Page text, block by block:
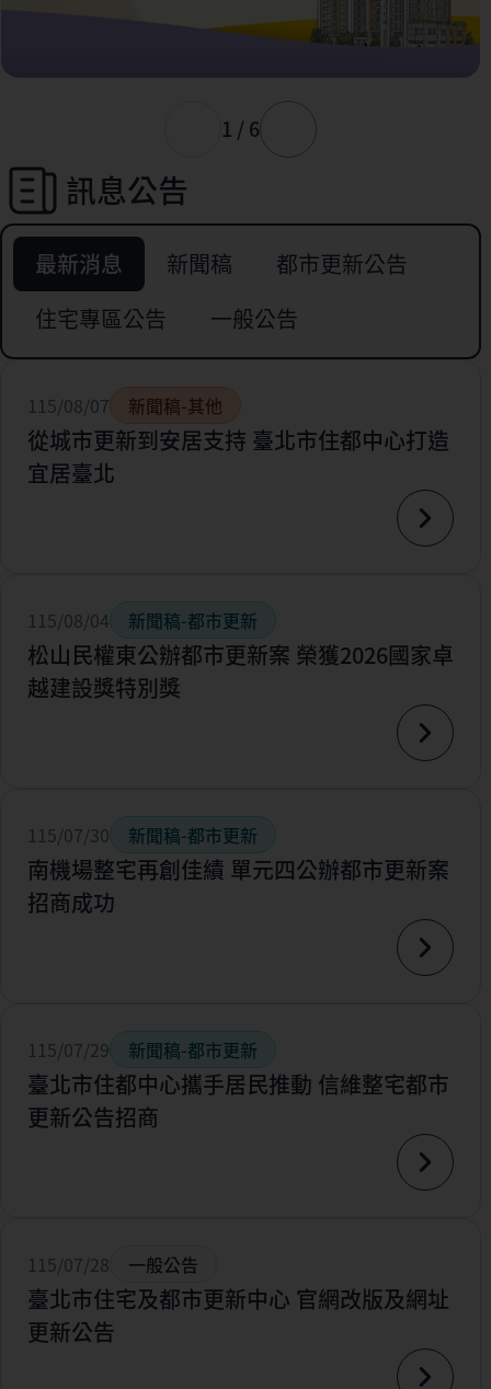
1 / 6
訊息公告
最新消息 新聞稿
都市更新公告
住宅專區公告
一般公告
115/08/07 新聞稿-其他
從城市更新到安居支持 臺北市住都中心打造
宜居臺北
115/08/04 新聞稿-都市更新
松山民權東公辦都市更新案 榮獲2026國家卓
越建設獎特別獎
115/07/30 新聞稿-都市更新
南機場整宅再創佳績 單元四公辦都市更新案
招商成功
115/07/29 新聞稿-都市更新
臺北市住都中心攜手居民推動 信維整宅都市
更新公告招商
115/07/28 一般公告
臺北市住宅及都市更新中心 官網改版及網址
更新公告